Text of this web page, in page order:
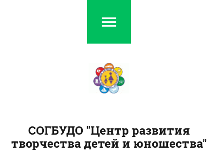
СОГБУДО "Центр развития
творчества детей и юношества"